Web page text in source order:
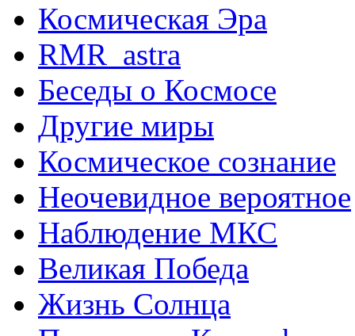
Космическая Эра
RMR_astra
Беседы о Космосе
Другие миры
Космическое сознание
Неочевидное вероятное
Наблюдение МКС
Великая Победа
Жизнь Солнца